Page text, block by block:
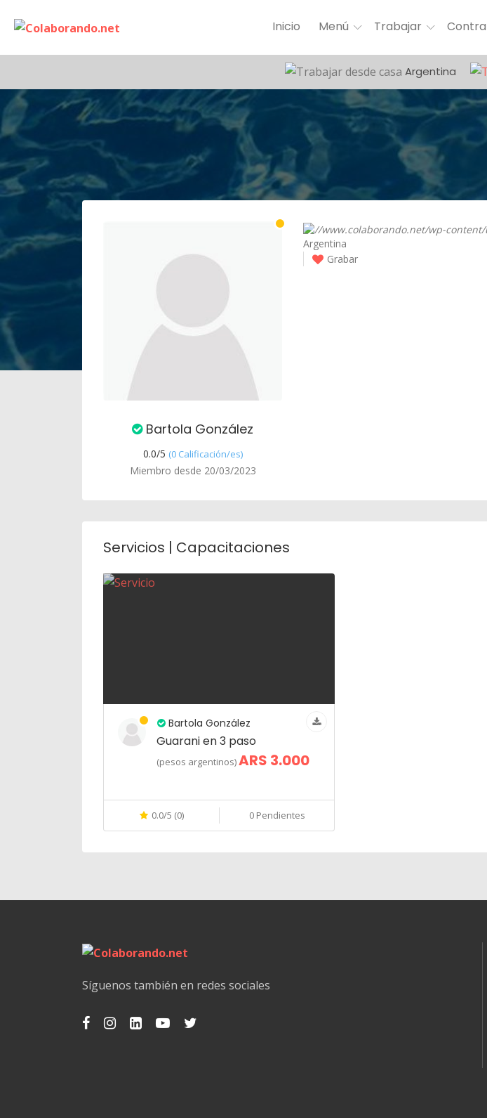
Inicio Menú Trabajar
Argentina
Bartola González
0.0/5 (0 Calificación/es)
Miembro desde 20/03/2023
Argentina
Grabar
Servicios | Capacitaciones
Bartola González
Guarani en 3 paso
(pesos argentinos)ARS 3.000
0.0/5 (0) 0 Pendientes
Síguenos también en redes sociales